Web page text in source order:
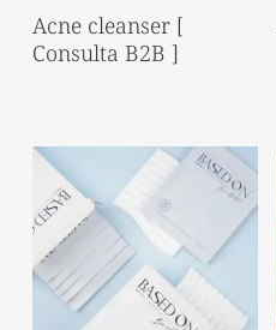
Read More
Acne cleanser [
Consulta B2B ]